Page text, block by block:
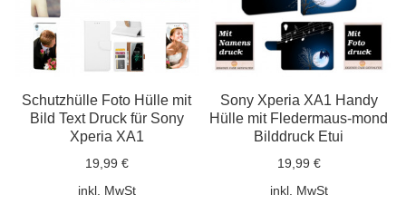
Schutzhülle Foto Hülle mit
Bild Text Druck für Sony
Xperia XA1
19,99 €
inkl. MwSt
Sony Xperia XA1 Handy
Hülle mit Fledermaus-mond
Bilddruck Etui
19,99 €
inkl. MwSt